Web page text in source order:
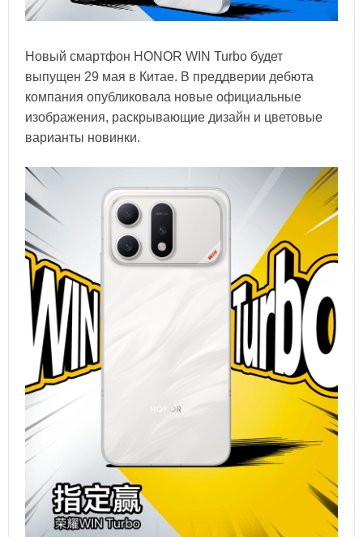
Новый смартфон HONOR WIN Turbo будет
выпущен 29 мая в Китае. В преддверии дебюта
компания опубликовала новые официальные
изображения, раскрывающие дизайн и цветовые
варианты новинки.